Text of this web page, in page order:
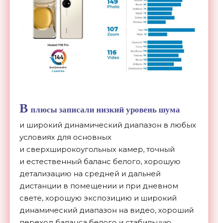
В плюсы записали низкий уровень шума
и широкий динамический диапазон в любых
условиях для основных
и сверхширокоугольных камер, точный
и естественный баланс белого, хорошую
детализацию на средней и дальней
дистанции в помещении и при дневном
свете, хорошую экспозицию и широкий
динамический диапазон на видео, хороший